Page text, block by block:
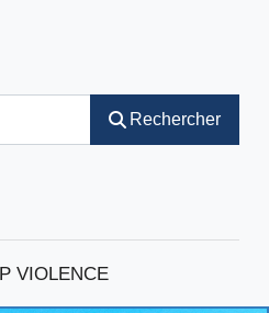
Rechercher
VIOLENCE